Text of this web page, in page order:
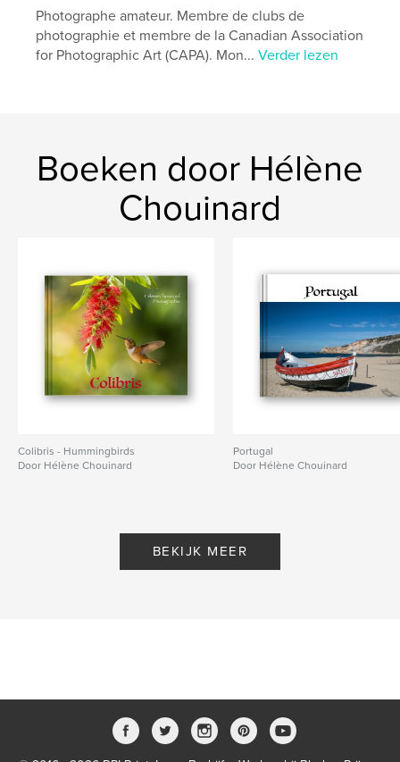
photographie , nature , oiseaux ,
Pointe-Pelée
Photographe amateur. Membre de clubs de
photographie et membre de la Canadian Association
for Photographic Art (CAPA). Mon...Verder lezen
Boeken door Hélène
Chouinard
Colibris - Hummingbirds
Door Hélène Chouinard
Portugal
Door Hélène Chouinard
BEKIJK MEER